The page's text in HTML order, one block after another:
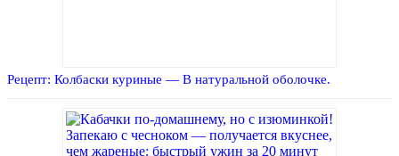
Рецепт: Колбаски куриные — В натуральной оболочке.